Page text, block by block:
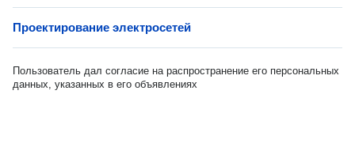
Проектирование электросетей
Пользователь дал согласие на распространение его персональных
данных, указанных в его объявлениях